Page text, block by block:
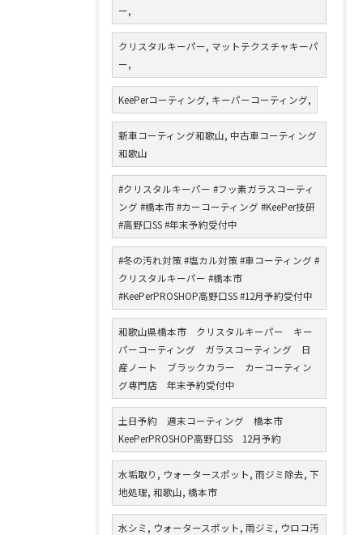
ー,
クリスタルキーパー, マットテクスチャキーパ
ー,
KeePerコーティング, キーパーコーティング,
新車コーティング和歌山, 中古車コーティング
和歌山
#クリスタルキーパー #フッ素ガラスコーティ
ング #橋本市 #カーコーティング #KeePer技研
#高野口SS #年末予約受付中
#冬の汚れ対策 #塩カル対策 #車コーティング #
クリスタルキーパー #橋本市
#KeePerPROSHOP高野口SS #12月予約受付中
和歌山県橋本市 クリスタルキーパー キー
パーコーティング ガラスコーティング 日
産ノート ブラックカラー カーコーティン
グ専門店 年末予約受付中
土日予約 週末コーティング 橋本市
KeePerPROSHOP高野口SS 12月予約
水垢取り, ウォータースポット, 雨ジミ除去, 下
地処理, 和歌山, 橋本市
水シミ, ウォータースポット, 雨ジミ, ウロコ汚